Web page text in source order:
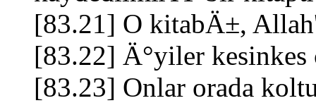
[83.21] O kitabÄ±,
[83.22] Ä°yiler kesinkes
[83.23] Onlar orada